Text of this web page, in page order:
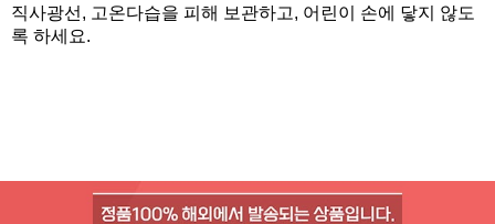
직사광선, 고온다습을 피해 보관하고, 어린이 손에 닿지 않도
록 하세요.